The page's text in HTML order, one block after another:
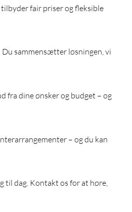
fair priser og fleksible
sammensætter løsningen, vi
fra dine ønsker og budget – og
– og du kan
til dag. Kontakt os for at høre,